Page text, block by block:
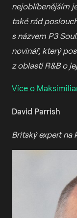
nejoblíbenějším
také rád
s názvem P3
novinář, který
z oblasti R&B o
Více o
David Parrish
Britský expert na